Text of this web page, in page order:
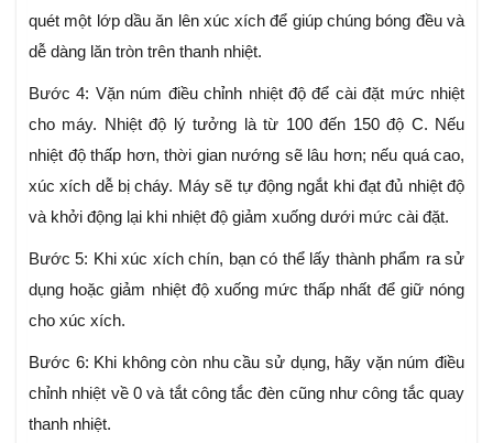
quét một lớp dầu ăn lên xúc xích để giúp chúng bóng đều và
dễ dàng lăn tròn trên thanh nhiệt.
Bước 4: Vặn núm điều chỉnh nhiệt độ để cài đặt mức nhiệt
cho máy. Nhiệt độ lý tưởng là từ 100 đến 150 độ C. Nếu
nhiệt độ thấp hơn, thời gian nướng sẽ lâu hơn; nếu quá cao,
xúc xích dễ bị cháy. Máy sẽ tự động ngắt khi đạt đủ nhiệt độ
và khởi động lại khi nhiệt độ giảm xuống dưới mức cài đặt.
Bước 5: Khi xúc xích chín, bạn có thể lấy thành phẩm ra sử
dụng hoặc giảm nhiệt độ xuống mức thấp nhất để giữ nóng
cho xúc xích.
Bước 6: Khi không còn nhu cầu sử dụng, hãy vặn núm điều
chỉnh nhiệt về 0 và tắt công tắc đèn cũng như công tắc quay
thanh nhiệt.